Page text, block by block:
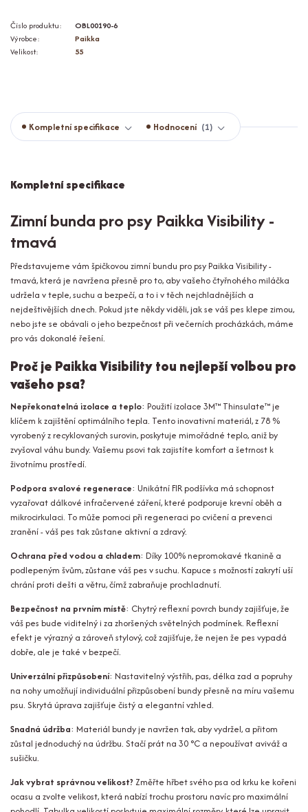
Číslo produktu:
OBL00190-6
Výrobce:
Paikka
Velikost:
55
Kompletní specifikace Hodnocení 1
Kompletní specifikace
Zimní bunda pro psy Paikka Visibility -
tmavá
Představujeme vám špičkovou zimní bundu pro psy Paikka Visibility -
tmavá, která je navržena přesně pro to, aby vašeho čtyřnohého miláčka
udržela v teple, suchu a bezpečí, a to i v těch nejchladnějších a
nejdeštivějších dnech. Pokud jste někdy viděli, jak se váš pes klepe zimou,
nebo jste se obávali o jeho bezpečnost při večerních procházkách, máme
pro vás dokonalé řešení.
Proč je Paikka Visibility tou nejlepší volbou pro
vašeho psa?
Nepřekonatelná izolace a teplo: Použití izolace 3M™ Thinsulate™ je
klíčem k zajištění optimálního tepla. Tento inovativní materiál, z 78 %
vyrobený z recyklovaných surovin, poskytuje mimořádné teplo, aniž by
zvyšoval váhu bundy. Vašemu psovi tak zajistíte komfort a šetrnost k
životnímu prostředí.
Podpora svalové regenerace: Unikátní FIR podšívka má schopnost
vyzařovat dálkové infračervené záření, které podporuje krevní oběh a
mikrocirkulaci. To může pomoci při regeneraci po cvičení a prevenci
zranění - váš pes tak zůstane aktivní a zdravý.
Ochrana před vodou a chladem: Díky 100% nepromokavé tkanině a
podlepeným švům, zůstane váš pes v suchu. Kapuce s možností zakrytí uší
chrání proti dešti a větru, čímž zabraňuje prochladnutí.
Bezpečnost na prvním místě: Chytrý reflexní povrch bundy zajišťuje, že
váš pes bude viditelný i za zhoršených světelných podmínek. Reflexní
efekt je výrazný a zároveň stylový, což zajišťuje, že nejen že pes vypadá
dobře, ale je také v bezpečí.
Univerzální přizpůsobení: Nastavitelný výstřih, pas, délka zad a popruhy
na nohy umožňují individuální přizpůsobení bundy přesně na míru vašemu
psu. Skrytá úprava zajišťuje čistý a elegantní vzhled.
Snadná údržba: Materiál bundy je navržen tak, aby vydržel, a přitom
zůstal jednoduchý na údržbu. Stačí prát na 30 °C a nepoužívat aviváž a
sušičku.
Jak vybrat správnou velikost? Změřte hřbet svého psa od krku ke kořeni
ocasu a zvolte velikost, která nabízí trochu prostoru navíc pro maximální